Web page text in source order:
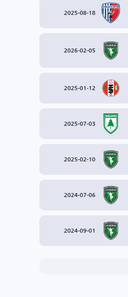
2025-08-18
2026-02-05
2025-01-12
2025-07-03
2025-02-10
2024-07-06
2024-09-01